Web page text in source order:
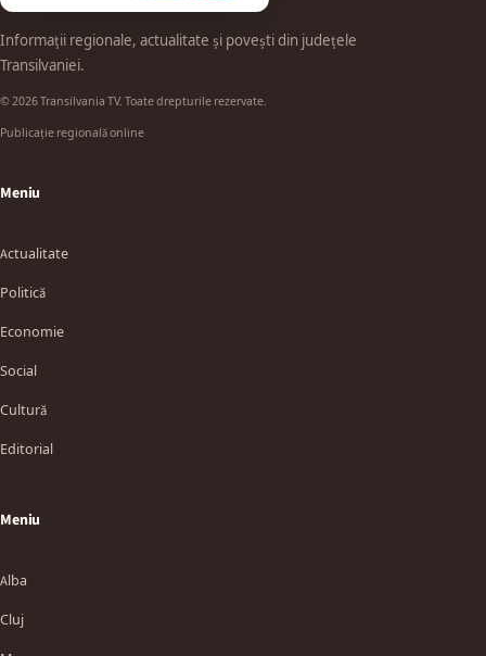
Informații regionale, actualitate și povești din județele
Transilvaniei.
© 2026 Transilvania TV. Toate drepturile rezervate.
Publicație regională online
Meniu
Actualitate
Politică
Economie
Social
Cultură
Editorial
Meniu
Alba
Cluj